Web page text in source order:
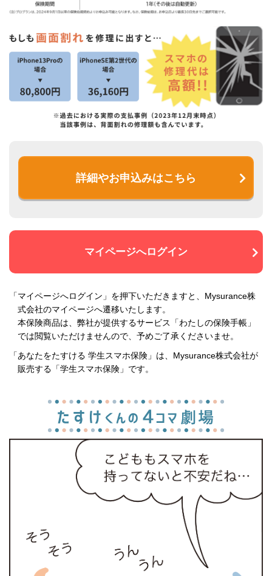
詳細やお申込みはこちら
マイページへログイン
「マイページへログイン」を押下いただきますと、Mysurance株
式会社のマイページへ遷移いたします。
本保険商品は、弊社が提供するサービス「わたしの保険手帳」
では閲覧いただけませんので、予めご了承くださいませ。
「あなたをたすける 学生スマホ保険」は、Mysurance株式会社が
販売する「学生スマホ保険」です。